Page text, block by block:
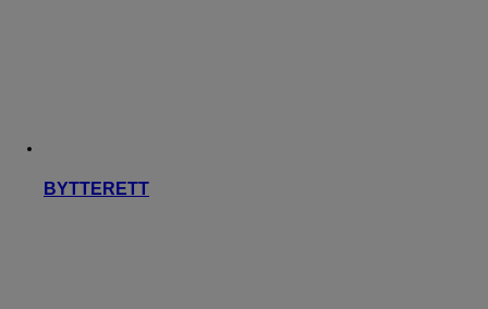
BYTTERETT